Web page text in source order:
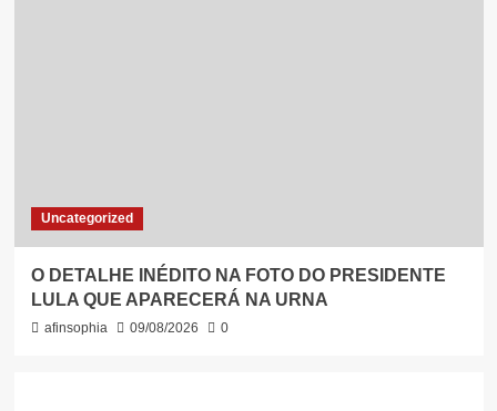
Uncategorized
O DETALHE INÉDITO NA FOTO DO PRESIDENTE
LULA QUE APARECERÁ NA URNA
afinsophia 09/08/2026 0